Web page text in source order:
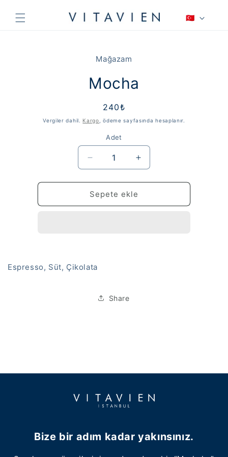
atla
🇹🇷
Mağazam
Mocha
Normal
fiyat
240₺
Vergiler dahil. Kargo , ödeme sayfasında hesaplanır.
Adet
Mocha
için
adedi
azaltın
Mocha
için
adedi
Sepete ekle
Espresso, Süt, Çikolata
Share
Bize bir adım kadar yakınsınız.